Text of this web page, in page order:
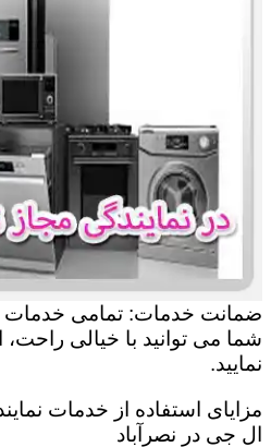
ضمانت خدمات: تمامی خدمات
شما می توانید با خیالی
نمایید.
مزایای استفاده از خدمات
ال جی در نصرآباد